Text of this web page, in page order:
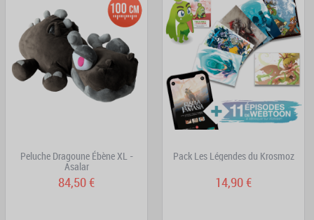
Peluche Dragoune Ébène XL -
Asalar
84,50 €
Pack Les Légendes du Krosmoz
14,90 €